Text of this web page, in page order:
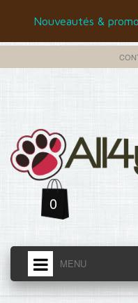
Nouveautés &
0
MENU
ACCUEIL